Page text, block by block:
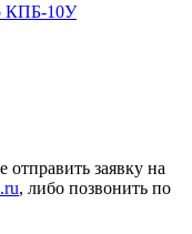
КПБ-10У
заявку на
, либо позвонить по